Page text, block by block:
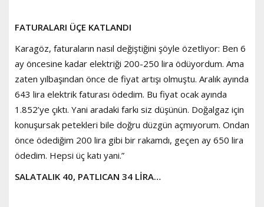
FATURALARI ÜÇE KATLANDI
Karagöz, faturaların nasıl değiştiğini şöyle özetliyor: Ben 6
ay öncesine kadar elektriği 200-250 lira ödüyordum. Ama
zaten yılbaşından önce de fiyat artışı olmuştu. Aralık ayında
643 lira elektrik faturası ödedim. Bu fiyat ocak ayında
1.852’ye çıktı. Yani aradaki farkı siz düşünün. Doğalgaz için
konuşursak petekleri bile doğru düzgün açmıyorum. Ondan
önce ödediğim 200 lira gibi bir rakamdı, geçen ay 650 lira
ödedim. Hepsi üç katı yani.”
SALATALIK 40, PATLICAN 34 LİRA…